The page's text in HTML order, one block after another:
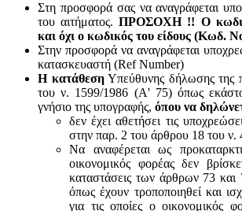
Στη προσφορά σας να αναγράφεται
του αιτήματος.ΠΡΟΣΟΧΗ !! Ο
και όχι ο κωδικός του είδους (Κωδ.
Στην προσφορά να αναγράφεται
κατασκευαστή (Ref Number)
Η κατάθεσηΥπεύθυνης δήλωσης της
του ν. 1599/1986 (Α' 75) όπως
γνήσιο της υπογραφής, όπου να
δεν έχει αθετήσει τις
στην παρ. 2 του άρθρου 18 του ν.
Να αναφέρεται ως
οικονομικός φορέας δεν
καταστάσεις των άρθρων 73
όπως έχουν τροποποιηθεί και
για τις οποίες ο οικονομικός